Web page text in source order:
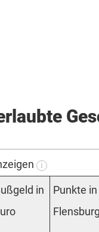
i
in
Punkte in
Flensburg